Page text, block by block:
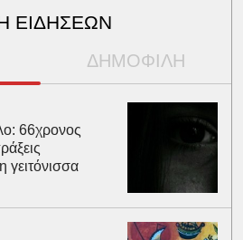
ΕΙΔΗΣΕΩΝ
ΔΗΜΟΦΙΛΗ
66χρονος
γειτόνισσα